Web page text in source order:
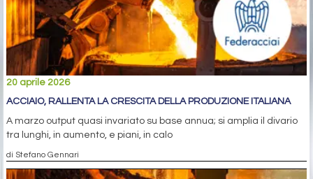
20 aprile 2026
ACCIAIO, RALLENTA LA CRESCITA DELLA PRODUZIONE ITALIANA
A marzo output quasi invariato su base annua; si amplia il divario
tra lunghi, in aumento, e piani, in calo
di Stefano Gennari